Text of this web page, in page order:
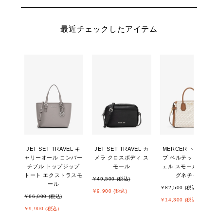
最近チェックしたアイテム
JET SET TRAVEL キ
ャリーオール コンバー
チブル トップジップ
トート エクストラスモ
ール
￥66,000 (税込)
￥9,900 (税込)
JET SET TRAVEL カ
メラ クロスボディ ス
モール
￥49,500 (税込)
￥9,900 (税込)
MERCER トップジッ
プ ベルテッド サッチ
ェル スモール - MKシ
グネチャー
￥82,500 (税込)
￥14,300 (税込)